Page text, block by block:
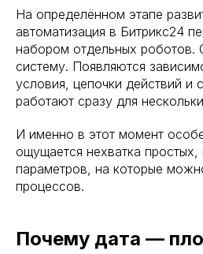
На определённом этапе
автоматизация в Битрикс24
набором отдельных роботов.
систему. Появляются
условия, цепочки действий и
работают сразу для
И именно в этот момент
ощущается нехватка
параметров, на которые
процессов.
Почему дата —